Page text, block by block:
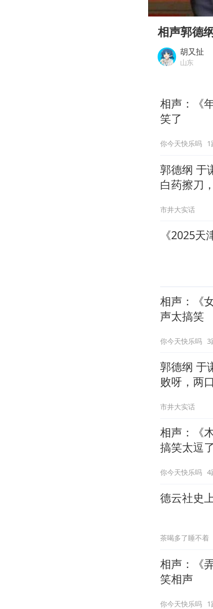
Play
00:00
相声郭德
胡又扯
山东
相声：《
笑了
你今天快乐吗 1
郭德纲 于
白药擦刀
市井大实话
相声：《
声太搞笑
你今天快乐吗 3
郭德纲 于
败呀，两
市井大实话
相声：《
搞笑太逗了
你今天快乐吗 4
德云社史
茶喝多了睡不着
相声：《
笑相声
你今天快乐吗 1